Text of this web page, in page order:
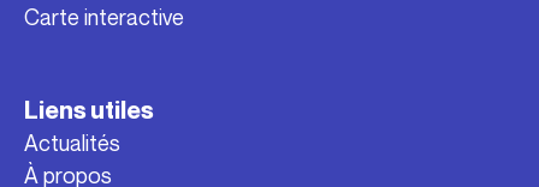
Carte interactive
Liens utiles
Actualités
À propos